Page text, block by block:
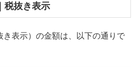
税抜き表示
き表示）の金額は、以下の通りで